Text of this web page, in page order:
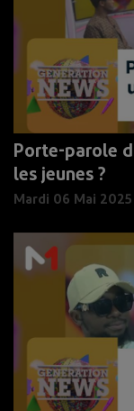
Porte-parole
les jeunes ?
Mardi 06 Mai 2025